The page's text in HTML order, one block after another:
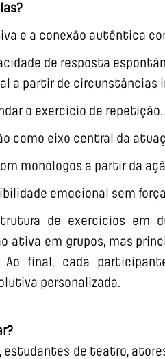
e a conexão autêntica
de resposta
a partir de circunstâncias
o exercício de repetição.
como eixo central da
monólogos a partir da
emocional sem
de exercícios em
ativa em grupos, mas
Ao final, cada
personalizada.
estudantes de teatro,